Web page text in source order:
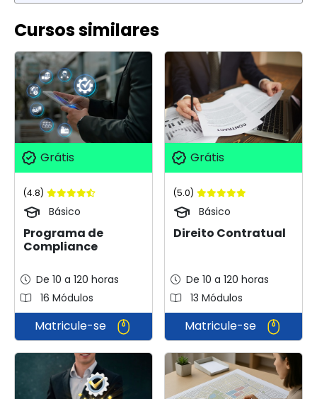
Cursos similares
Grátis
(4.8)
Básico
Programa de
Compliance
De 10 a 120 horas
16 Módulos
Matricule-se
Grátis
(5.0)
Básico
Direito Contratual
De 10 a 120 horas
13 Módulos
Matricule-se